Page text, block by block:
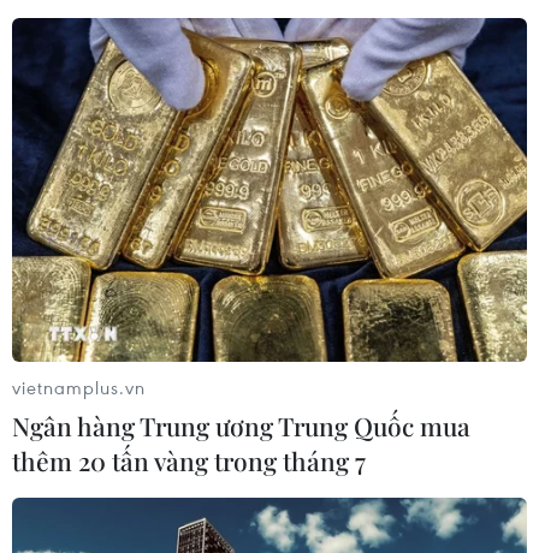
vietnamplus.vn
Ngân hàng Trung ương Trung Quốc mua
thêm 20 tấn vàng trong tháng 7